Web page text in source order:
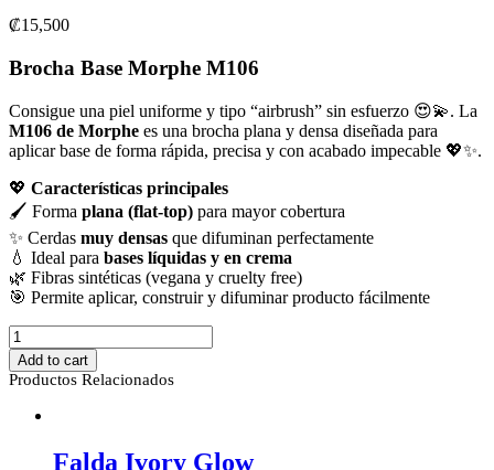
₡15,500
Brocha Base Morphe M106
Consigue una piel uniforme y tipo “airbrush” sin esfuerzo 😍💫. La
M106 de Morphe es una brocha plana y densa diseñada para
aplicar base de forma rápida, precisa y con acabado impecable 💖✨.
💖 Características principales
🖌️ Forma plana (flat-top) para mayor cobertura
✨ Cerdas muy densas que difuminan perfectamente
💧 Ideal para bases líquidas y en crema
🌿 Fibras sintéticas (vegana y cruelty free)
🎯 Permite aplicar, construir y difuminar producto fácilmente
Brocha
Morphe
–
M106
Add to cart
Productos Relacionados
Falda Ivory Glow